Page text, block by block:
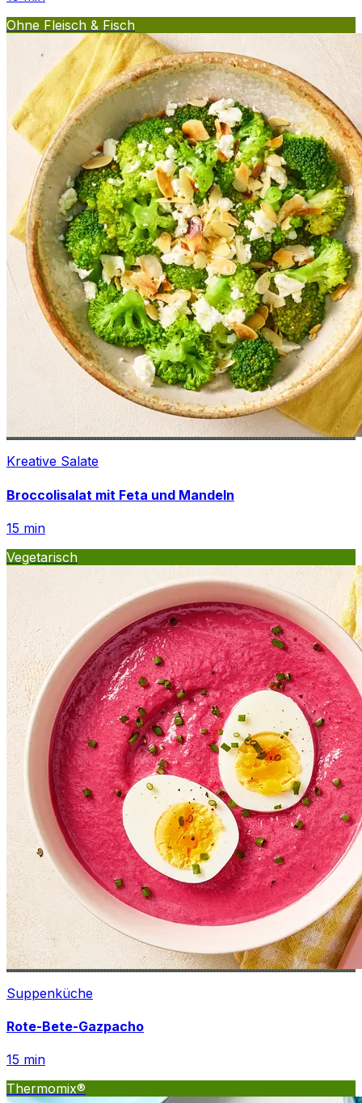
Ohne Fleisch & Fisch
Kreative Salate
Broccolisalat mit Feta und Mandeln
15 min
Vegetarisch
Suppenküche
Rote-Bete-Gazpacho
15 min
Thermomix®